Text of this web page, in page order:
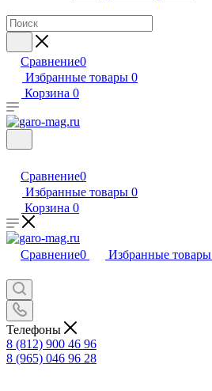
Сравнение0
Избранные товары 0
Корзина 0
Сравнение0
Избранные товары 0
Корзина 0
Сравнение0 Избранные товары
Телефоны
8 (812) 900 46 96
8 (965) 046 96 28